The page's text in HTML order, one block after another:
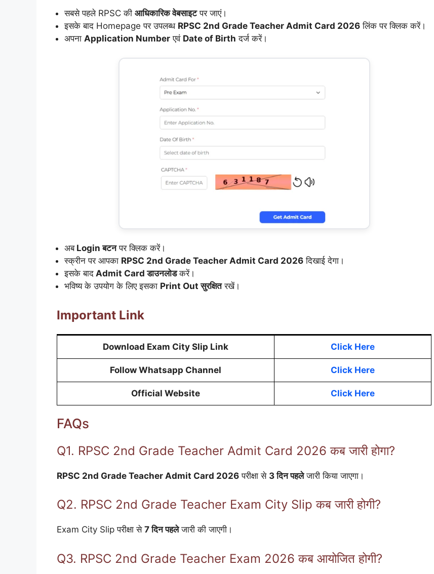
सबसे पहले RPSC की आधिकारिक वेबसाइटपर जाएं।
इसके बाद Homepage पर उपलब्ध RPSC 2nd Grade Teacher Admit Card 2026 लिंक पर क्लिक करें।
अपना Application Number एवं Date of Birth दर्ज करें।
अबLogin बटनपर क्लिक करें।
स्क्रीन पर आपका RPSC 2nd Grade Teacher Admit Card 2026 दिखाई देगा।
इसके बाद Admit Card डाउनलोडकरें।
भविष्य के उपयोग के लिए इसका Print Out सुरक्षितरखें।
Important Link
Download Exam City Slip Link Click Here
Follow Whatsapp Channel Click Here
Official Website Click Here
FAQs
Q1. RPSC 2nd Grade Teacher Admit Card 2026 कब जारी होगा?
RPSC 2nd Grade Teacher Admit Card 2026 परीक्षा से 3 दिन पहलेजारी किया जाएगा।
Q2. RPSC 2nd Grade Teacher Exam City Slip कब जारी होगी?
Exam City Slip परीक्षा से 7 दिन पहलेजारी की जाएगी।
Q3. RPSC 2nd Grade Teacher Exam 2026 कब आयोजित होगी?